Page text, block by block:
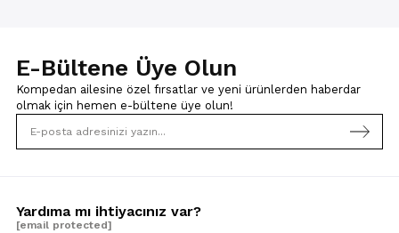
E-Bültene Üye Olun
Kompedan ailesine özel fırsatlar ve yeni ürünlerden haberdar
olmak için hemen e-bültene üye olun!
Yardıma mı ihtiyacınız var?
[email protected]